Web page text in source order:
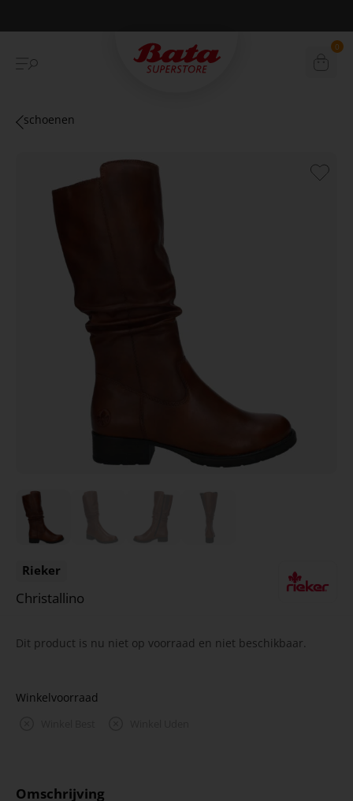
Betaal achteraf met Klarna 0
schoenen
Rieker
Christallino
Dit product is nu niet op voorraad en niet beschikbaar.
Winkelvoorraad
Omschrijving